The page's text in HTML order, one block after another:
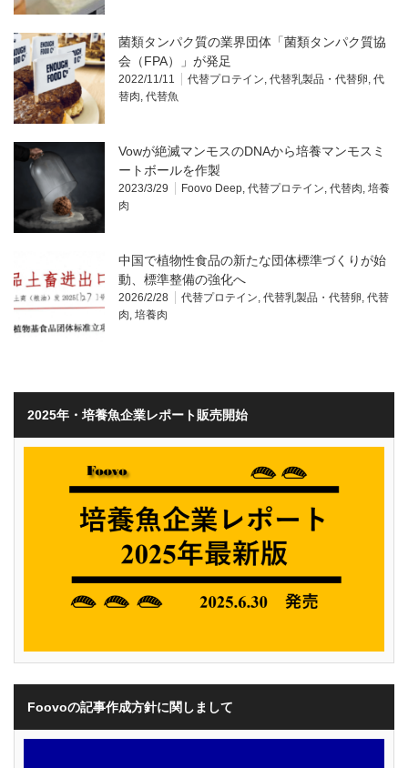
菌類タンパク質の業界団体「菌類タンパク質協
会（FPA）」が発足
2022/11/11 代替プロテイン, 代替乳製品・代替卵, 代
替肉, 代替魚
Vowが絶滅マンモスのDNAから培養マンモスミ
ートボールを作製
2023/3/29 Foovo Deep, 代替プロテイン, 代替肉, 培養
肉
中国で植物性食品の新たな団体標準づくりが始
動、標準整備の強化へ
2026/2/28 代替プロテイン, 代替乳製品・代替卵, 代替
肉, 培養肉
2025年・培養魚企業レポート販売開始
Foovoの記事作成方針に関しまして